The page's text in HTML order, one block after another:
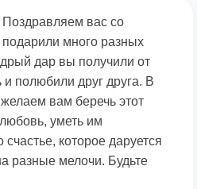
вас со
много разных
дар вы получили от
полюбили друг друга. В
вам беречь этот
уметь им
счастье, которое даруется
разные мелочи. Будьте